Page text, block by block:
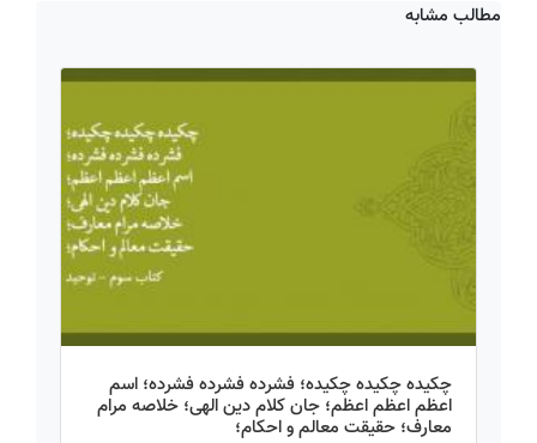
مطالب مشابه
چکیده چکیده چکیده؛ فشرده فشرده فشرده؛ اسم
اعظم اعظم اعظم؛ جان کلام دین الهی؛ خلاصه مرام
معارف؛ حقیقت معالم و احکام؛